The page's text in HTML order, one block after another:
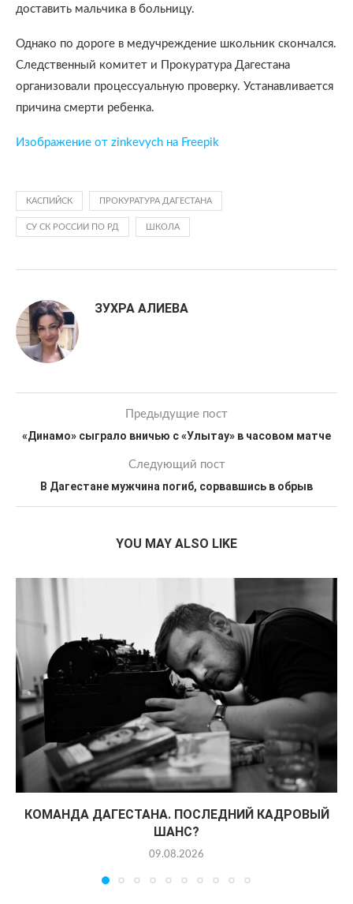
доставить мальчика в больницу.
Однако по дороге в медучреждение школьник скончался.
Следственный комитет и Прокуратура Дагестана
организовали процессуальную проверку. Устанавливается
причина смерти ребенка.
Изображение от zinkevych на Freepik
КАСПИЙСК ПРОКУРАТУРА ДАГЕСТАНА
СУ СК РОССИИ ПО РД ШКОЛА
ЗУХРА АЛИЕВА
Предыдущие пост
«Динамо» сыграло вничью с «Улытау» в часовом матче
Следующий пост
В Дагестане мужчина погиб, сорвавшись в обрыв
YOU MAY ALSO LIKE
КОМАНДА ДАГЕСТАНА. ПОСЛЕДНИЙ КАДРОВЫЙ
ШАНС?
09.08.2026